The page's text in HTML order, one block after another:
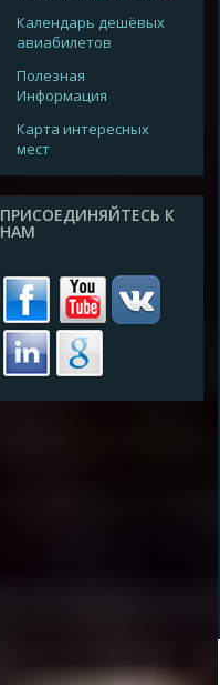
Календарь дешёвых
авиабилетов
Полезная
Информация
Карта интересных
мест
ПРИСОЕДИНЯЙТЕСЬ К
НАМ